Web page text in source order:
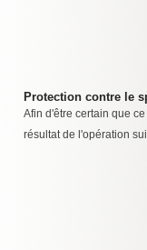
Protection contre le
Afin d'être certain que
résultat de l'opération